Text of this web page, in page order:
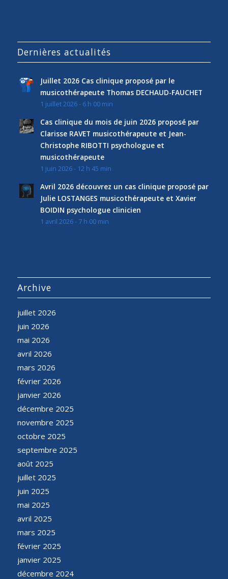
Dernières actualités
Juillet 2026 Cas clinique proposé par le
musicothérapeute Thomas DECHAUD-FAUCHET
1 juillet 2026 - 6 h 00 min
Cas clinique du mois de juin 2026 proposé par
Clarisse RAVET musicothérapeute et Jean-
Christophe RIBOTTI psychologue et
musicothérapeute
1 juin 2026 - 12 h 45 min
Avril 2026 découvrez un cas clinique proposé par
Julie LOSTANGES musicothérapeute et Xavier
BOIDIN psychologue clinicien
1 avril 2026 - 7 h 00 min
Archive
juillet 2026
juin 2026
mai 2026
avril 2026
mars 2026
février 2026
janvier 2026
décembre 2025
novembre 2025
octobre 2025
septembre 2025
août 2025
juillet 2025
juin 2025
mai 2025
avril 2025
mars 2025
février 2025
janvier 2025
décembre 2024